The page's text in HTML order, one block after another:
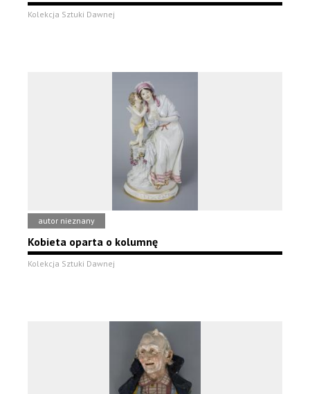
Kolekcja Sztuki Dawnej
autor nieznany
Kobieta oparta o kolumnę
Kolekcja Sztuki Dawnej